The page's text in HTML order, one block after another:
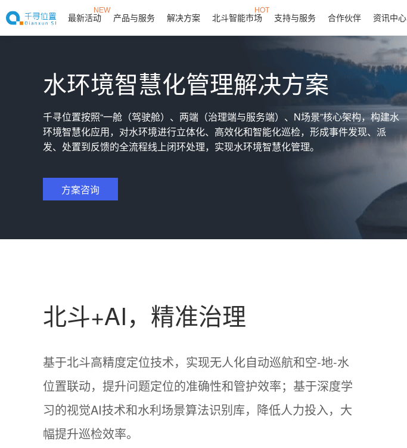
最新活动
NEW
产品与服务 解决方案 北斗智能市场
HOT
支持与服务 合作伙伴 资讯中心
水环境智慧化管理解决方案
千寻位置按照“一舱（驾驶舱）、两端（治理端与服务端）、N场景”核心架构，构建水
环境智慧化应用，对水环境进行立体化、高效化和智能化巡检，形成事件发现、派
发、处置到反馈的全流程线上闭环处理，实现水环境智慧化管理。
方案咨询
北斗+AI，精准治理
基于北斗高精度定位技术，实现无人化自动巡航和空-地-水
位置联动，提升问题定位的准确性和管护效率；基于深度学
习的视觉AI技术和水利场景算法识别库，降低人力投入，大
幅提升巡检效率。